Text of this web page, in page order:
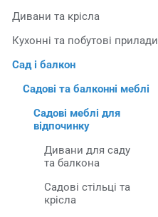
Дивани та крісла
Кухонні та побутові прилади
Сад і балкон
Садові та балконні меблі
Садові меблі для
відпочинку
Дивани для саду
та балкона
Садові стільці та
крісла